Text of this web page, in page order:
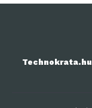
Technokrata.hu